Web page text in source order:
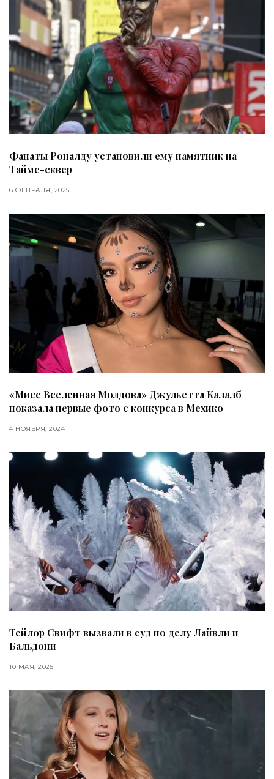
Фанаты Роналду установили ему памятник на
Таймс-сквер
6 ФЕВРАЛЯ, 2025
«Мисс Вселенная Молдова» Джульетта Калалб
показала первые фото с конкурса в Мехико
4 НОЯБРЯ, 2024
Тейлор Свифт вызвали в суд по делу Лайвли и
Бальдони
10 МАЯ, 2025